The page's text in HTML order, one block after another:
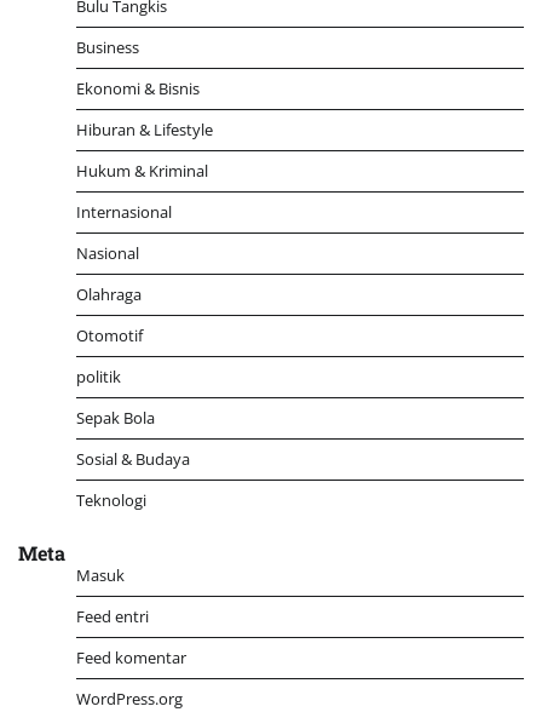
Bulu Tangkis
Business
Ekonomi & Bisnis
Hiburan & Lifestyle
Hukum & Kriminal
Internasional
Nasional
Olahraga
Otomotif
politik
Sepak Bola
Sosial & Budaya
Teknologi
Meta
Masuk
Feed entri
Feed komentar
WordPress.org